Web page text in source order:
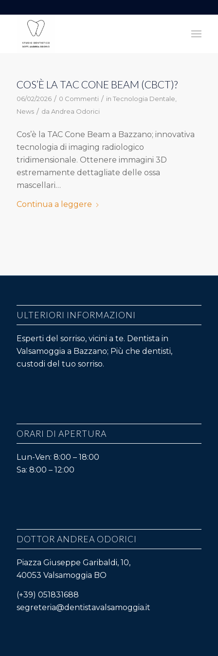
COS’È LA TAC CONE BEAM (CBCT)?
06/02/2026 / 0 Commenti / in Tecnologia Dentale
News / da Andrea Odorici
Cos’è la TAC Cone Beam a Bazzano; innovativa
tecnologia di imaging radiologico
tridimensionale. Ottenere immagini 3D
estremamente dettagliate delle ossa
mascellari…
Continua a leggere
ULTERIORI INFORMAZIONI
Esperti del sorriso, vicini a te. Dentista in
Valsamoggia a Bazzano; Più che dentisti,
custodi del tuo sorriso.
ORARI DI APERTURA
Lun-Ven: 8:00 – 18:00
Sa: 8:00 – 12:00
DOTTOR ANDREA ODORICI
Piazza Giuseppe Garibaldi, 10,
40053 Valsamoggia BO
(+39) 051831688
segreteria@dentistavalsamoggia.it